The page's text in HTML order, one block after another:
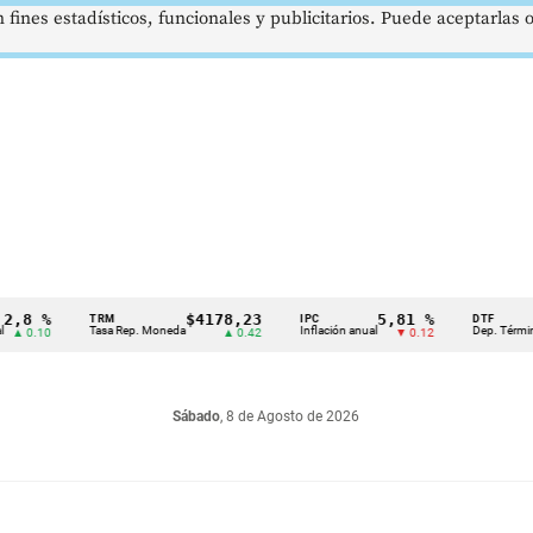
Tasa Rep. Moneda
$4178,23
▲ 0.42 Inflación anual
5,81 %
▼ 0.12 Dep. Término Fijo
Sábado, 8 de Agosto de 2026
estadísticos, funcionales y publicitarios. Puede aceptarlas